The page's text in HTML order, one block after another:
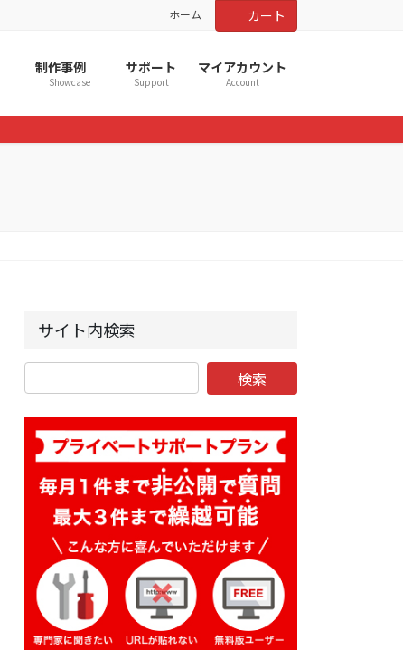
ホーム カート
制作事例
Showcase
サポート
Support
マイアカウント
Account
サイト内検索